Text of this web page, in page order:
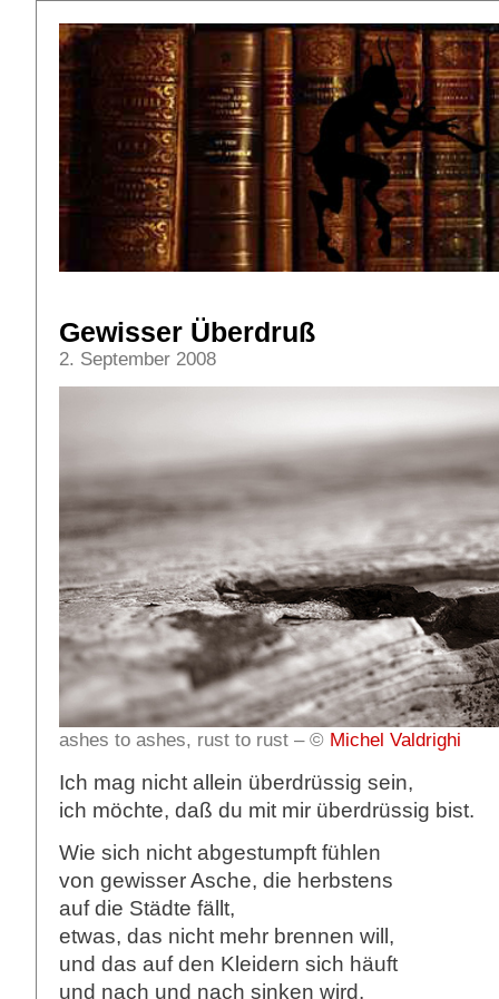
Gewisser Überdruß
2. September 2008
ashes to ashes, rust to rust – © Michel Valdrighi
Ich mag nicht allein überdrüssig sein,
ich möchte, daß du mit mir überdrüssig bist.
Wie sich nicht abgestumpft fühlen
von gewisser Asche, die herbstens
auf die Städte fällt,
etwas, das nicht mehr brennen will,
und das auf den Kleidern sich häuft
und nach und nach sinken wird,